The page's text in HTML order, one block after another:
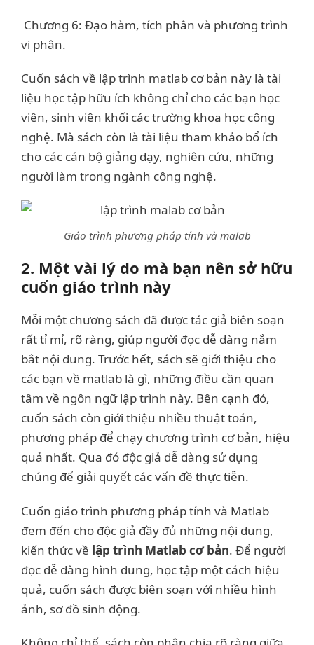
Chương 6: Đạo hàm, tích phân và phương trình
vi phân.
Cuốn sách về lập trình matlab cơ bản này là tài
liệu học tập hữu ích không chỉ cho các bạn học
viên, sinh viên khối các trường khoa học công
nghệ. Mà sách còn là tài liệu tham khảo bổ ích
cho các cán bộ giảng dạy, nghiên cứu, những
người làm trong ngành công nghệ.
Giáo trình phương pháp tính và malab
2. Một vài lý do mà bạn nên sở hữu
cuốn giáo trình này
Mỗi một chương sách đã được tác giả biên soạn
rất tỉ mỉ, rõ ràng, giúp người đọc dễ dàng nắm
bắt nội dung. Trước hết, sách sẽ giới thiệu cho
các bạn về matlab là gì, những điều cần quan
tâm về ngôn ngữ lập trình này. Bên cạnh đó,
cuốn sách còn giới thiệu nhiều thuật toán,
phương pháp để chạy chương trình cơ bản, hiệu
quả nhất. Qua đó độc giả dễ dàng sử dụng
chúng để giải quyết các vấn đề thực tiễn.
Cuốn giáo trình phương pháp tính và Matlab
đem đến cho độc giả đầy đủ những nội dung,
kiến thức về lập trình Matlab cơ bản. Để người
đọc dễ dàng hình dung, học tập một cách hiệu
quả, cuốn sách được biên soạn với nhiều hình
ảnh, sơ đồ sinh động.